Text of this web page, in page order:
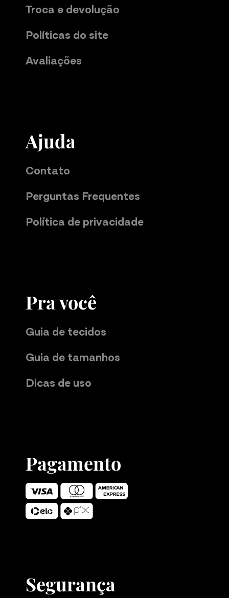
Troca e devolução
Políticas do site
Avaliações
Ajuda
Contato
Perguntas Frequentes
Política de privacidade
Pra você
Guia de tecidos
Guia de tamanhos
Dicas de uso
Pagamento
Segurança